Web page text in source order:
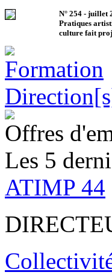
N° 254 - juillet
Pratiques
culture fait
Offres
Les 5
ATIMP 44